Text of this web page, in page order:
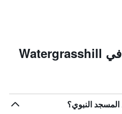
حقائق حول الإقامة في Watergrasshill
المسجد النبوي؟